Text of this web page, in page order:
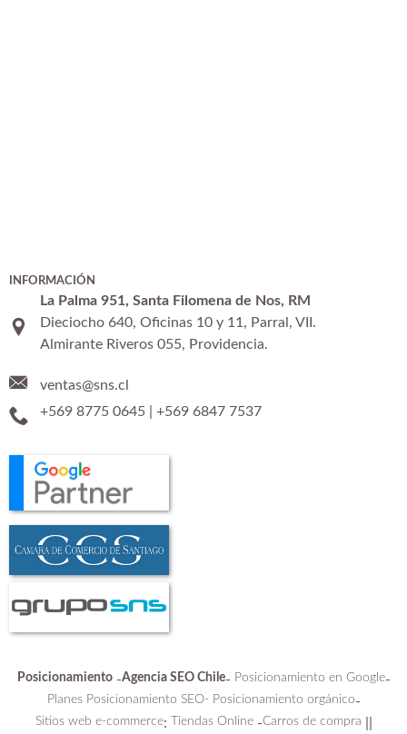
INFORMACIÓN
La Palma 951, Santa Filomena de Nos, RM
Dieciocho 640, Oficinas 10 y 11, Parral, VII.
Almirante Riveros 055, Providencia.
ventas@sns.cl
+569 8775 0645| +569 6847 7537
Posicionamiento-Agencia SEO Chile- Posicionamiento en Google-
Planes Posicionamiento SEO- Posicionamiento orgánico-
Sitios web e-commerce: Tiendas Online-Carros de compra